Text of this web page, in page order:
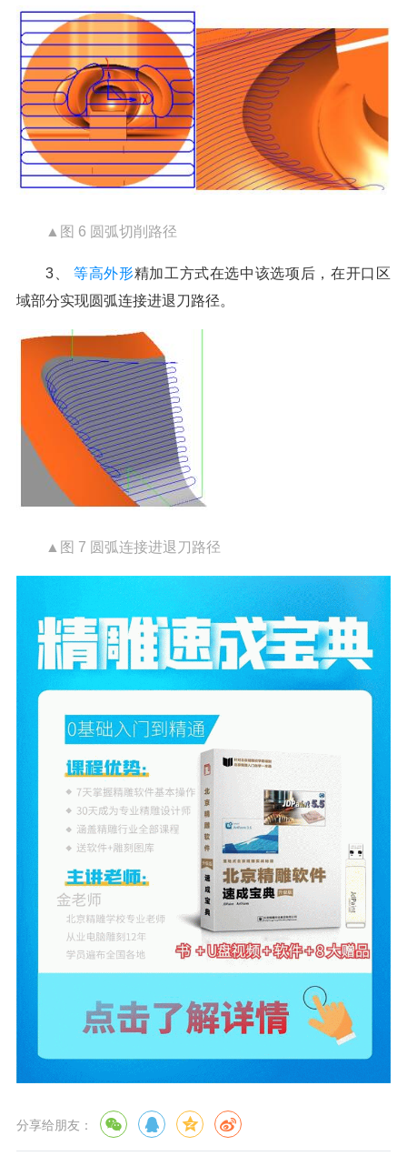
▲图 6 圆弧切削路径
3、 等高外形精加工方式在选中该选项后，在开口区
域部分实现圆弧连接进退刀路径。
▲图 7 圆弧连接进退刀路径
分享给朋友：